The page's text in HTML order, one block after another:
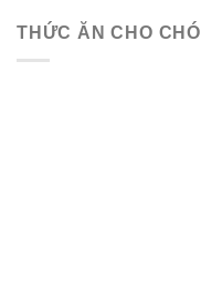
THỨC ĂN CHO CHÓ